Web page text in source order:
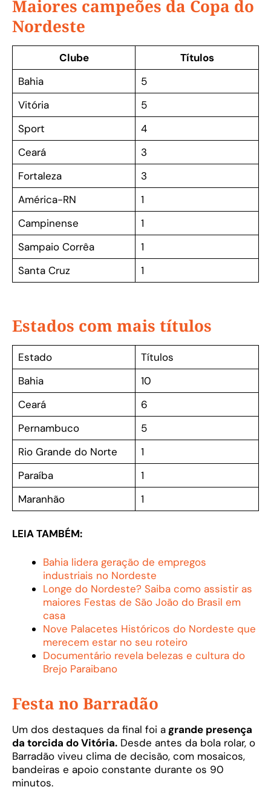
Maiores campeões da Copa do
Nordeste
Clube
Títulos
Bahia
5
Vitória
5
Sport
4
Ceará
3
Fortaleza
3
América-RN
1
Campinense
1
Sampaio Corrêa
1
Santa Cruz
1
Estados com mais títulos
Estado
Títulos
Bahia
10
Ceará
6
Pernambuco
5
Rio Grande do Norte
1
Paraíba
1
Maranhão
1
LEIA TAMBÉM:
Bahia lidera geração de empregos
industriais no Nordeste
Longe do Nordeste? Saiba como assistir as
maiores Festas de São João do Brasil em
casa
Nove Palacetes Históricos do Nordeste que
merecem estar no seu roteiro
Documentário revela belezas e cultura do
Brejo Paraibano
Festa no Barradão
Um dos destaques da final foi agrande presença
da torcida do Vitória. Desde antes da bola rolar, o
Barradão viveu clima de decisão, com mosaicos,
bandeiras e apoio constante durante os 90
minutos.